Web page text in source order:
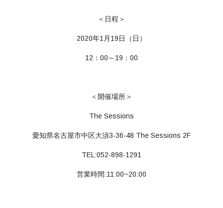
＜日程＞
2020年1月19日（日）
12：00～19：00
＜開催場所＞
The Sessions
愛知県名古屋市中区大須3-36-48 The Sessions 2F
TEL:052-898-1291
営業時間:11:00~20:00